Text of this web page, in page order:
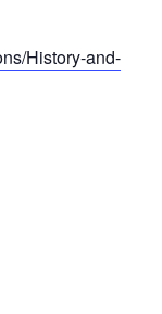
History-and-